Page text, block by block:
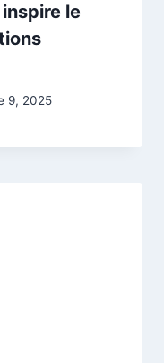
le
9, 2025